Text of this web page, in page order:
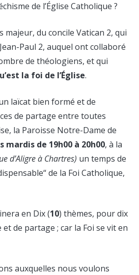
de l’Église Catholique ?
majeur, du concile Vatican 2, qui
Paul 2, auquel ont collaboré
de théologiens, et qui
la foi de l’Église.
laïcat bien formé et de
de partage entre toutes
la Paroisse Notre-Dame de
mardis de 19h00 à 20h00, à la
d’Aligre à Chartres) un temps de
de la Foi Catholique,
en Dix (10) thèmes, pour dix
et de partage ; car la Foi se vit en
auxquelles nous voulons